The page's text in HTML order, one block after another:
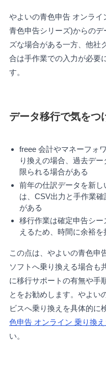
やよいの青色申告 オンラ
青色申告シリーズ)からの
ズな場合がある一方、他社
合は手作業での入力が必要
す。
データ移行で気をつ
freee 会計やマネーフォ
り換えの場合、過去デ
限られる場合がある
前年の仕訳データを新
は、CSV出力と手作業
がある
移行作業は確定申告シ
えるため、時間に余裕
この点は、やよいの青色申
ソフトへ乗り換える場合も
に移行サポートの有無や手
とをお勧めします。やよい
ビスへ乗り換えを具体的に
色申告 オンライン 乗り換え
い。